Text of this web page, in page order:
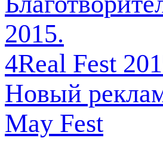
2015.
4Real Fest
Новый
May Fest